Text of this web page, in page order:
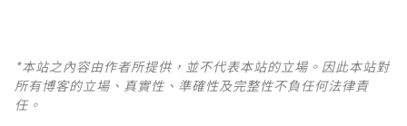
*本站之內容由作者所提供，並不代表本站的立場。因此本站對
所有博客的立場、真實性、準確性及完整性不負任何法律責
任。